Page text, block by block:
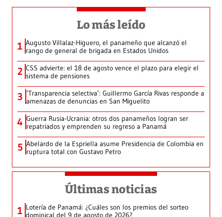
Lo más leído
1 Augusto Villalaz-Higuero, el panameño que alcanzó el
rango de general de brigada en Estados Unidos
2 CSS advierte: el 18 de agosto vence el plazo para elegir el
sistema de pensiones
3 ‘Transparencia selectiva’: Guillermo García Rivas responde a
amenazas de denuncias en San Miguelito
4 Guerra Rusia-Ucrania: otros dos panameños logran ser
repatriados y emprenden su regreso a Panamá
5 Abelardo de la Espriella asume Presidencia de Colombia en
ruptura total con Gustavo Petro
Últimas noticias
1 Lotería de Panamá: ¿Cuáles son los premios del sorteo